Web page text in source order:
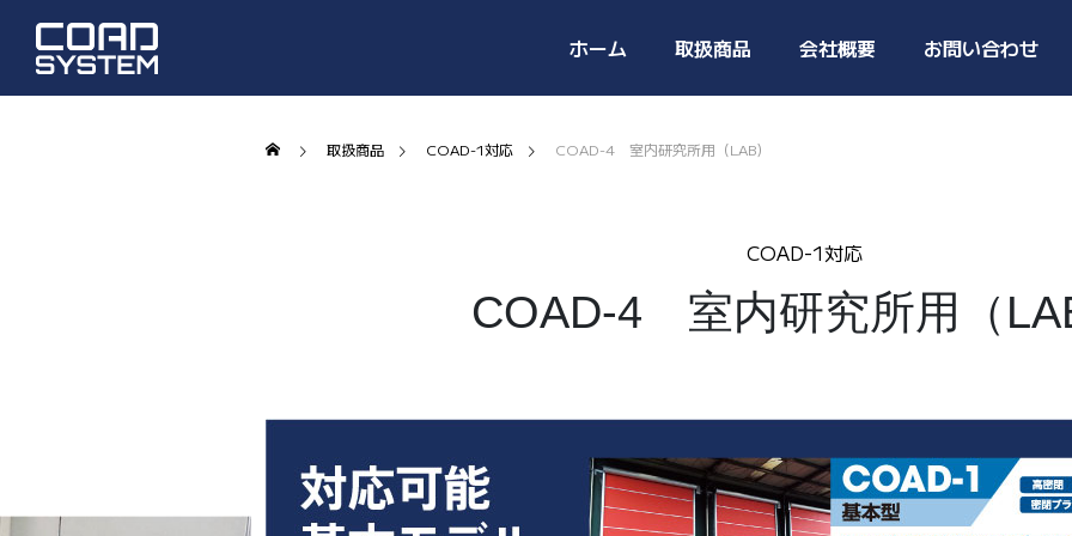
ホーム 取扱商品 会社概要 お問い合わせ
取扱商品 COAD-1対応 COAD-4 室内研究所用（LAB）
COAD-1対応
COAD-4 室内研究所用（